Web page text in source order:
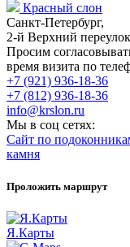
Красный слон
Санкт-Петербург,
2-й Верхний
Просим
время визита по
+7 (921) 936-18-36
+7 (812) 936-18-36
info@krslon.ru
Мы в соц сетях:
Сайт по
камня
Проложить маршрут
Я.Карты